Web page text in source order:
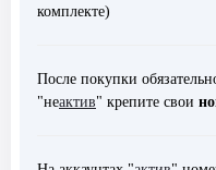
комплекте)
После покупки
"неактив" крепите свои